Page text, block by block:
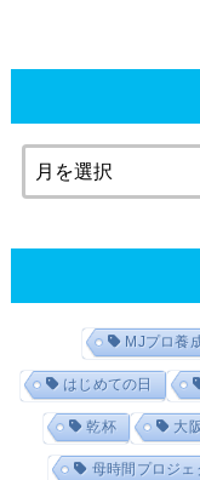
MJプロ養
はじめての日
乾杯 大
母時間プロジェ